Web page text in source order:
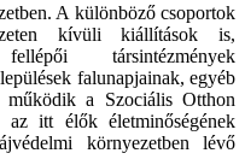
A különböző csoportok
kívüli kiállítások is,
társintézmények
falunapjainak, egyéb
működik a Szociális Otthon
itt élők életminőségének
környezetben lévő